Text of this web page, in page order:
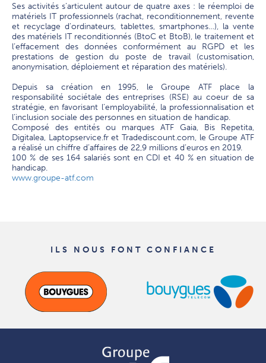
Ses activités s’articulent autour de quatre axes : le réemploi de
matériels IT professionnels (rachat, reconditionnement, revente
et recyclage d’ordinateurs, tablettes, smartphones…), la vente
des matériels IT reconditionnés (BtoC et BtoB), le traitement et
l’effacement des données conformément au RGPD et les
prestations de gestion du poste de travail (customisation,
anonymisation, déploiement et réparation des matériels).
Depuis sa création en 1995, le Groupe ATF place la
responsabilité sociétale des entreprises (RSE) au coeur de sa
stratégie, en favorisant l’employabilité, la professionnalisation et
l’inclusion sociale des personnes en situation de handicap.
Composé des entités ou marques ATF Gaia, Bis Repetita,
Digitalea, Laptopservice.fr et Tradediscount.com, le Groupe ATF
a réalisé un chiffre d’affaires de 22,9 millions d’euros en 2019.
100 % de ses 164 salariés sont en CDI et 40 % en situation de
handicap.
www.groupe-atf.com
ILS NOUS FONT CONFIANCE